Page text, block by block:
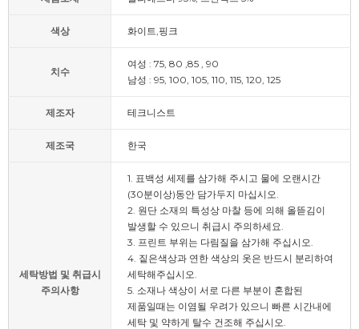
색상 화이트,핑크
치수
여성 : 75, 80 ,85 , 90
남성 : 95, 100, 105, 110, 115, 120, 125
제조자 테크니스트
제조국 한국
세탁방법 및 취급시
주의사항
1. 표백성 세제를 삼가해 주시고 물에 오랜시간
(30분이상)동안 담가두지 마십시오.
2. 원단 소재의 특성상 마찰 등에 의해 올뜯김이
발생할 수 있으니 취급시 주의하세요.
3. 프린트 부위는 다림질을 삼가해 주십시오.
4. 짙은색상과 연한 색상의 옷은 반드시 분리하여
세탁해주십시오.
5. 소재나 색상이 서로 다른 부분이 혼합된
제품일때는 이염될 우려가 있으니 빠른 시간내에
세탁 및 약하게 탈수 건조해 주십시오.